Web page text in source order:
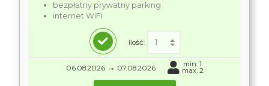
bezpłatny prywatny parking
internet WiFi
Ilość:
06.08.2026 → 07.08.2026 min. 1
max. 2